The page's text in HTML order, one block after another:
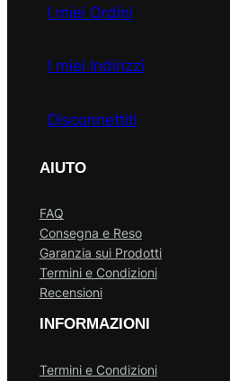
I miei Ordini
I miei Indirizzi
Disconnettiti
AIUTO
FAQ
Consegna e Reso
Garanzia sui Prodotti
Termini e Condizioni
Recensioni
INFORMAZIONI
Termini e Condizioni